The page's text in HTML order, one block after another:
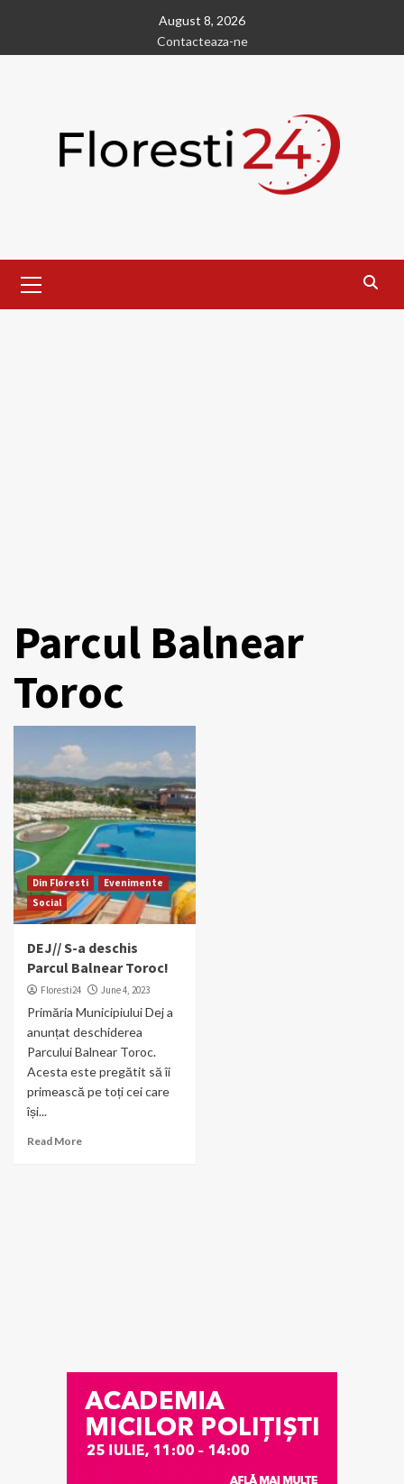
content
August 8, 2026
Contacteaza-ne
Menu
Parcul Balnear
Toroc
Din Floresti
Evenimente
Social
DEJ// S-a deschis
Parcul Balnear Toroc!
Floresti24 June 4, 2023
Primăria Municipiului Dej a
anunțat deschiderea
Parcului Balnear Toroc.
Acesta este pregătit să îi
primească pe toți cei care
își...
Read More